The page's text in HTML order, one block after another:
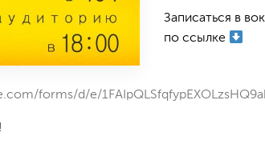
Записаться в
по ссылке
forms/d/e/